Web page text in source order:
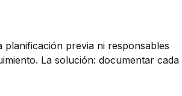
planificación previa ni responsables
La solución: documentar cada